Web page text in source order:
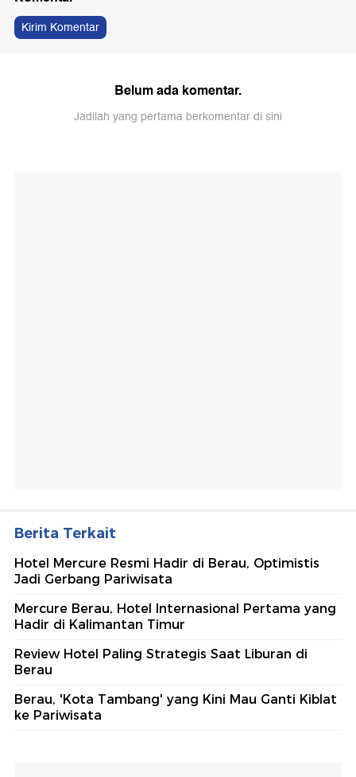
Kirim Komentar
Belum ada komentar.
Jadilah yang pertama berkomentar di sini
Berita Terkait
Hotel Mercure Resmi Hadir di Berau, Optimistis
Jadi Gerbang Pariwisata
Mercure Berau, Hotel Internasional Pertama yang
Hadir di Kalimantan Timur
Review Hotel Paling Strategis Saat Liburan di
Berau
Berau, 'Kota Tambang' yang Kini Mau Ganti Kiblat
ke Pariwisata